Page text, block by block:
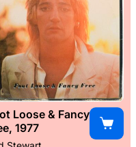
Loose & Fancy
1977